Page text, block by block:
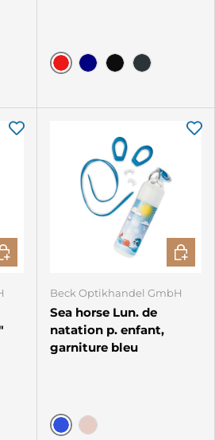
Rouge
LES OPTIONS
Beck Optikhandel GmbH
Sea horse Lun. de
natation p. enfant,
garniture bleu